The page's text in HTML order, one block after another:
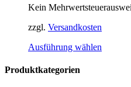
Kein
zzgl. Versandkosten
Ausführung wählen
Produktkategorien